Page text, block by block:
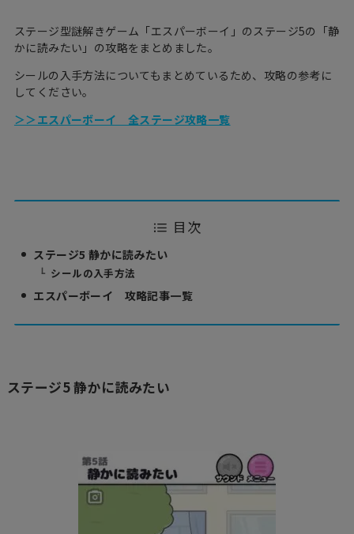
ステージ型謎解きゲーム「エスパーボーイ」のステージ5の「静
かに読みたい」の攻略をまとめました。
シールの入手方法についてもまとめているため、攻略の参考に
してください。
＞＞エスパーボーイ 全ステージ攻略一覧
目次
ステージ5 静かに読みたい
シールの入手方法
エスパーボーイ 攻略記事一覧
ステージ5 静かに読みたい